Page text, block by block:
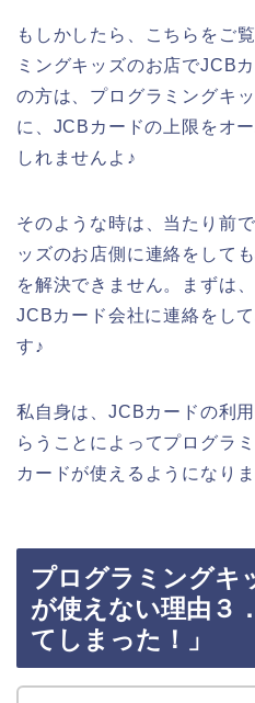
もしかしたら、こちらをご
ミングキッズのお店でJCB
の方は、プログラミングキ
に、JCBカードの上限をオ
しれませんよ♪
そのような時は、当たり前
ッズのお店側に連絡をして
を解決できません。まずは
JCBカード会社に連絡をし
す♪
私自身は、JCBカードの利
らうことによってプログラ
カードが使えるようになりま
プログラミングキ
が使えない理由３
てしまった！」